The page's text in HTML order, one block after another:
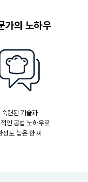
가의 노하우
숙련된 기술과
인 공법 노하우로
성도 높은 한 끼